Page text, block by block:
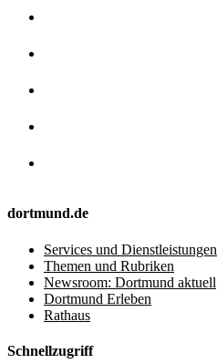
dortmund.de
Services und Dienstleistungen
Themen und Rubriken
Newsroom: Dortmund aktuell
Dortmund Erleben
Rathaus
Schnellzugriff